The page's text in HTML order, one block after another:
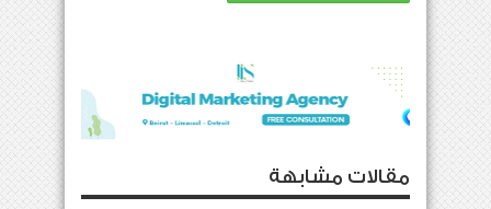
مقالات مشابهة